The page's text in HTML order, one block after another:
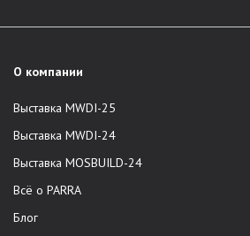
О компании
Выставка MWDI-25
Выставка MWDI-24
Выставка MOSBUILD-24
Всё о PARRA
Блог